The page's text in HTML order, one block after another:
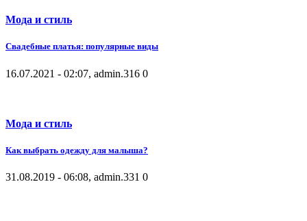
Мода и стиль
Свадебные платья: популярные виды
16.07.2021 - 02:07, admin.316 0
Мода и стиль
Как выбрать одежду для малыша?
31.08.2019 - 06:08, admin.331 0